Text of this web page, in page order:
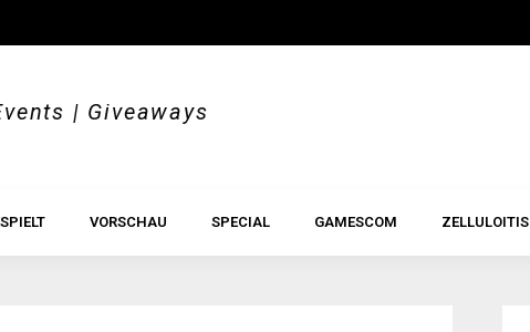
| Giveaways
VORSCHAU SPECIAL GAMESCOM ZELLULOITIS